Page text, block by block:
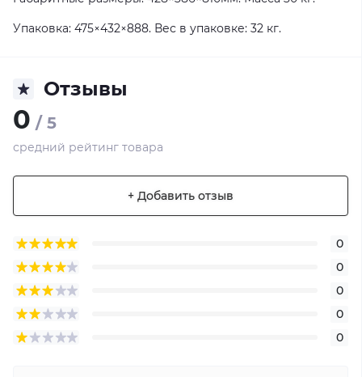
Упаковка: 475×432×888. Вес в упаковке: 32 кг.
Отзывы
0 / 5
средний рейтинг товара
+ Добавить отзыв
0
0
0
0
0